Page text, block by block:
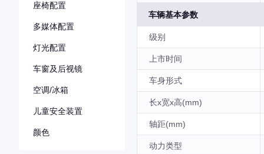
座椅配置
多媒体配置
灯光配置
车窗及后视镜
空调/冰箱
儿童安全装置
颜色
车辆基本参数
级别
上市时间
车身形式
长x宽x高(mm)
轴距(mm)
动力类型